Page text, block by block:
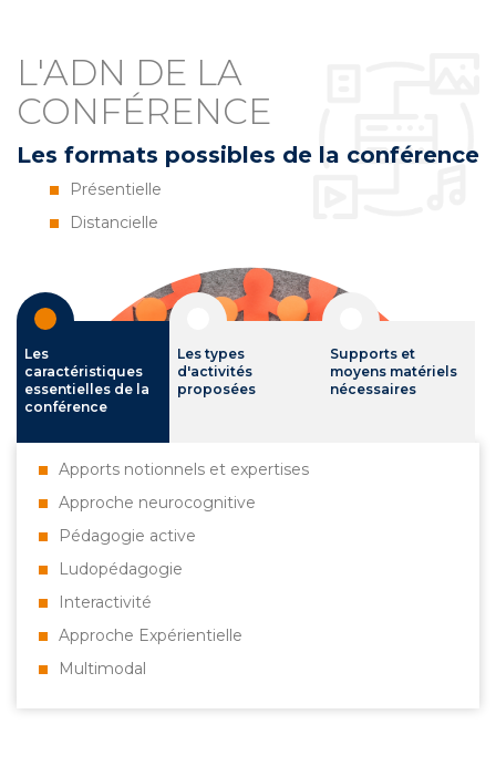
L'ADN DE LA
CONFÉRENCE
Les formats possibles de la conférence
Présentielle
Distancielle
Les
caractéristiques
essentielles de la
conférence
Les types
d'activités
proposées
Supports et
moyens matériels
nécessaires
Apports notionnels et expertises
Approche neurocognitive
Pédagogie active
Ludopédagogie
Interactivité
Approche Expérientielle
Multimodal